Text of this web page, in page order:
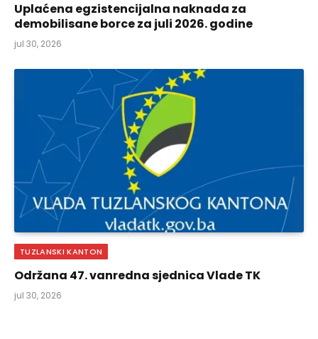
Uplaćena egzistencijalna naknada za
demobilisane borce za juli 2026. godine
jul 30, 2026
TUZLANSKI KANTON
Održana 47. vanredna sjednica Vlade TK
jul 30, 2026